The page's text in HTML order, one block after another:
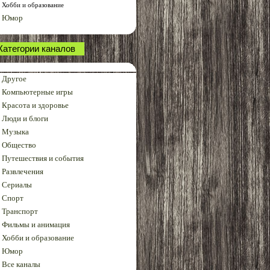
Хобби и образование
Юмор
каналов
Другое
Компьютерные игры
Красота и здоровье
Люди и блоги
Музыка
Общество
Путешествия и события
Развлечения
Сериалы
Спорт
Транспорт
Фильмы и анимация
Хобби и образование
Юмор
Все каналы